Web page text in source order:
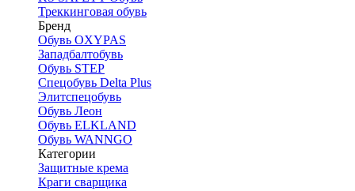
Треккинговая обувь
Бренд
Обувь OXYPAS
Западбалтобувь
Обувь STEP
Спецобувь Delta Plus
Элитспецобувь
Обувь Леон
Обувь ELKLAND
Обувь WANNGO
Категории
Защитные крема
Краги сварщика